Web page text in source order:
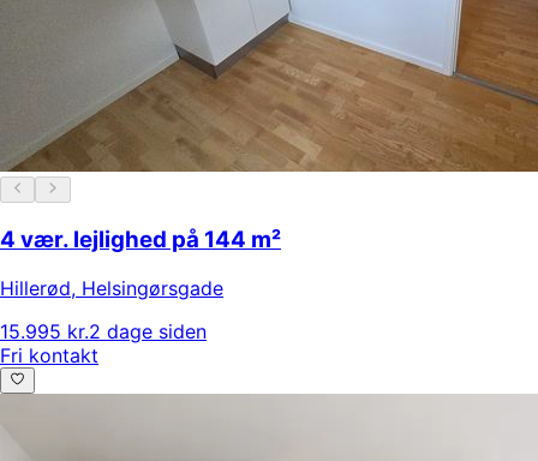
4 vær. lejlighed på 144 m²
Hillerød, Helsingørsgade
15.995 kr.2 dage siden
Fri kontakt